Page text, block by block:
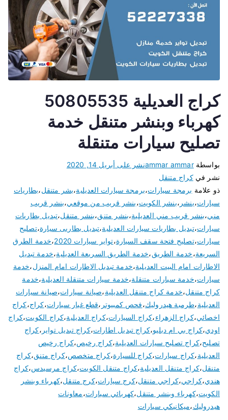
كراج العديلية 50805535
كهرباء وبنشر متنقل خدمة
تصليح سيارات متنقلة
بواسطةammar ammarنشر على أبريل 14, 2020
نشر فيكراج متنقل
ذو علامة برمجة سيارات،برمجة سيارات العديلية،بشر متنقل،بطاريات
سيارات،بنشر ،بنشر الكويت،بنشر قريب من موقعي،بنشر قريب
مني،بنشر قريب مني العديلية،بنشر متنق،بنشر متنقل،تبديل بطاريات
سيارات،تبديل بطاريات سيارات العديلية،تبديل بطاريى سيارة،تصليح
سيارات،تصليح فتحة سقف السيارة،تواير سيارات 2020 ،خدمة الطرق
السريعة،خدمة الطريق،خدمة الطريق السريعة العديلية،خدمة تبديل
الاطارات امام البيت العديلية،خدمة تبديل الاطارات امام المنزل،خدمة
سيارات،خدمة سيارات متنقلة،خدمة سيارات متنقلة العديلية،خدمة
كراج متنقل،خدمة كراج متنقل العديلية،صيانة سيارات،صيانة سيارات
العديلية،طرمبة هيدروليك،فحص كمبيوتر ،قطع غيار سيارات،كراج،كراج
اخصائي،كراج الزهراء،كراج السيارات،كراج العديلية،كراج الكويت،كراج
اودي،كراج بي ام دبليو،كراج تبديل اطارات،كراج تبديل تواير ،كراج
تصليح،كراج تصليح سيارات العديلية،كراج رخيص،كراج رخيص
العديلية،كراج سيارات،كراج للسيارة،كراج متخصص،كراج متنق،كراج
متنقل،كراج متنقل العديلية،كراج متنقل الكويت،كراج مرسيدس،كراج
هندي،كراجي،كراجي متنقل،كرج سيارات،كرج متنقل،كهرباء وبنشر
الكويت،كهرباء وبنشر متنقل،كهربائي سيارات،معاونات
هيدروليك،ميكانيكي سيارات